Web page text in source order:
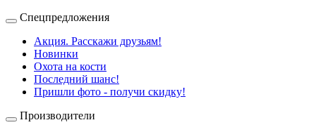
Спецпредложения
Акция. Расскажи друзьям!
Новинки
Охота на кости
Последний шанс!
Пришли фото - получи скидку!
Производители